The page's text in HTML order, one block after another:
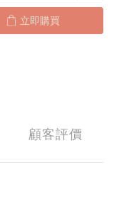
立即購買
顧客評價